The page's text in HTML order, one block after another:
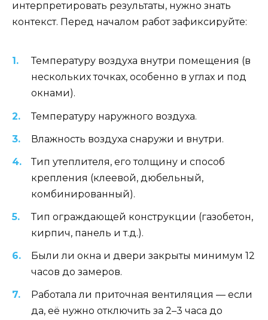
интерпретировать результаты, нужно знать
контекст. Перед началом работ зафиксируйте:
Температуру воздуха внутри помещения (в
нескольких точках, особенно в углах и под
окнами).
Температуру наружного воздуха.
Влажность воздуха снаружи и внутри.
Тип утеплителя, его толщину и способ
крепления (клеевой, дюбельный,
комбинированный).
Тип ограждающей конструкции (газобетон,
кирпич, панель и т.д.).
Были ли окна и двери закрыты минимум 12
часов до замеров.
Работала ли приточная вентиляция — если
да, её нужно отключить за 2–3 часа до